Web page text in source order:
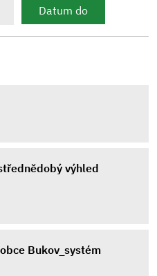
Datum do
výhled
Bukov_systém